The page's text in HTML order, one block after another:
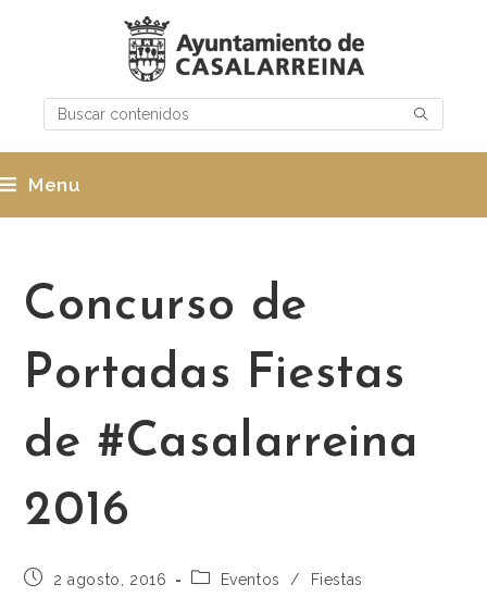
Menu
Concurso de
Portadas Fiestas
de #Casalarreina
2016
2 agosto, 2016 Eventos / Fiestas